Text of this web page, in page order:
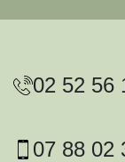
02 52 56
07 88 02